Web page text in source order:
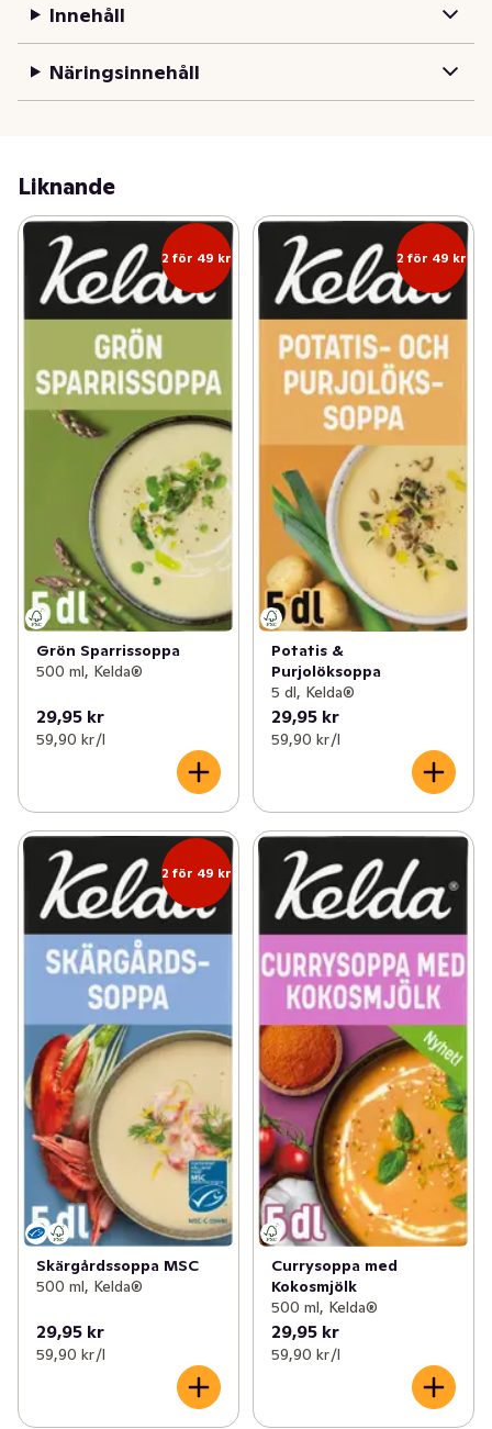
Innehåll
Näringsinnehåll
Liknande
2 för 49 kr
Grön Sparrissoppa
500 ml, Kelda®
29,95 kr
59,90 kr /l
2 för 49 kr
Potatis &
Purjolöksoppa
5 dl, Kelda®
29,95 kr
59,90 kr /l
2 för 49 kr
Skärgårdssoppa MSC
500 ml, Kelda®
29,95 kr
59,90 kr /l
Currysoppa med
Kokosmjölk
500 ml, Kelda®
29,95 kr
59,90 kr /l